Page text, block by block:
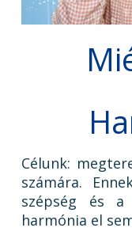
Célunk:
számára.
szépség és
harmónia el